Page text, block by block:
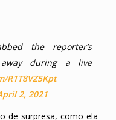
the reporter’s
during a live
R1T8VZ5Kpt
2, 2021
de surpresa, como ela